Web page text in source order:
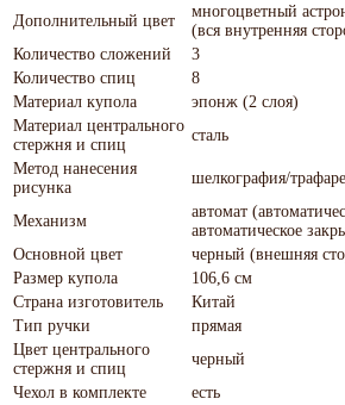
Дополнительный цвет
многоцветный
(вся внутренняя
Количество сложений
3
Количество спиц
8
Материал купола
эпонж (2 слоя)
Материал центрального
стержня и спиц
сталь
Метод нанесения
рисунка
шелкография/
Механизм
автомат
автоматическое
Основной цвет
черный (внешняя
Размер купола
106,6 см
Страна изготовитель
Китай
Тип ручки
прямая
Цвет центрального
стержня и спиц
черный
Чехол в комплекте
есть